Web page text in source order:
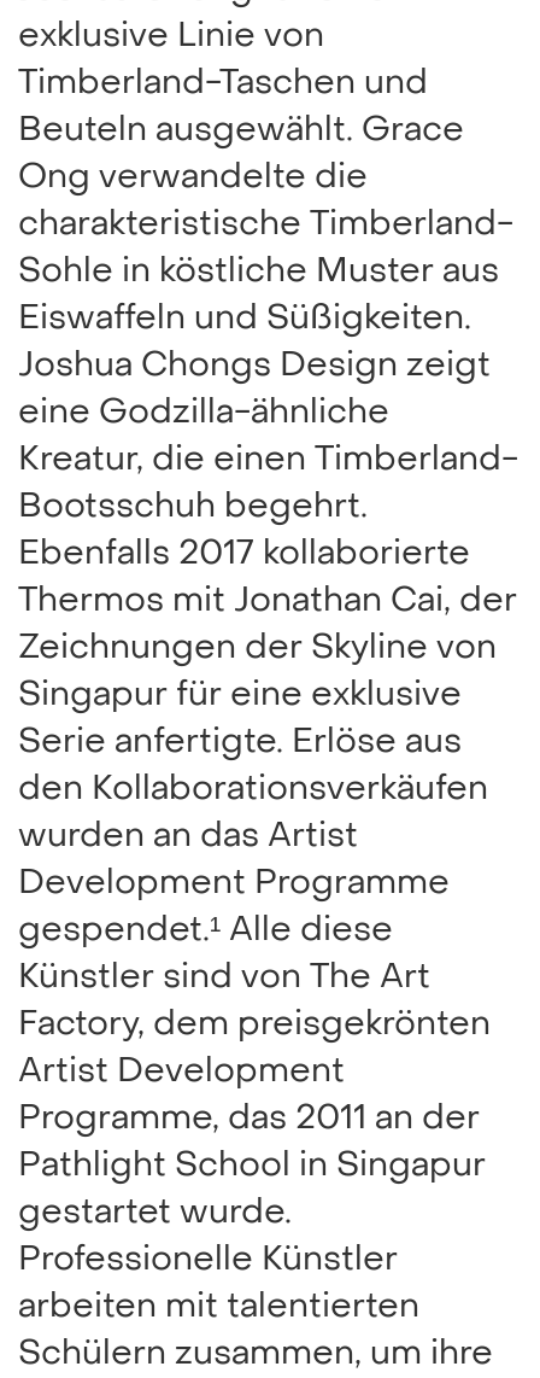
exklusive Linie von
Timberland-Taschen und
Beuteln ausgewählt. Grace
Ong verwandelte die
charakteristische Timberland-
Sohle in köstliche Muster aus
Eiswaffeln und Süßigkeiten.
Joshua Chongs Design zeigt
eine Godzilla-ähnliche
Kreatur, die einen Timberland-
Bootsschuh begehrt.
Ebenfalls 2017 kollaborierte
Thermos mit Jonathan Cai, der
Zeichnungen der Skyline von
Singapur für eine exklusive
Serie anfertigte. Erlöse aus
den Kollaborationsverkäufen
wurden an das Artist
Development Programme
gespendet.¹ Alle diese
Künstler sind von The Art
Factory, dem preisgekrönten
Artist Development
Programme, das 2011 an der
Pathlight School in Singapur
gestartet wurde.
Professionelle Künstler
arbeiten mit talentierten
Schülern zusammen, um ihre